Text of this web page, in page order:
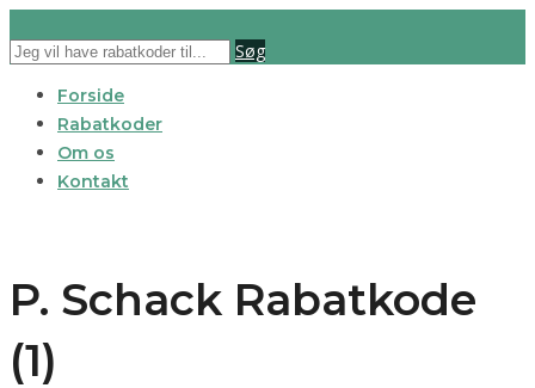
Søg
Forside
Rabatkoder
Om os
Kontakt
P. Schack Rabatkode
(1)